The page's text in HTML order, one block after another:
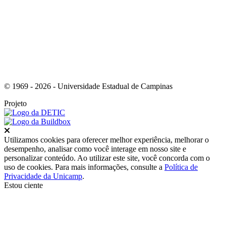
© 1969 - 2026 - Universidade Estadual de Campinas
Projeto
Utilizamos cookies para oferecer melhor experiência, melhorar o
desempenho, analisar como você interage em nosso site e
personalizar conteúdo. Ao utilizar este site, você concorda com o
uso de cookies. Para mais informações, consulte a Política de
Privacidade da Unicamp.
Estou ciente